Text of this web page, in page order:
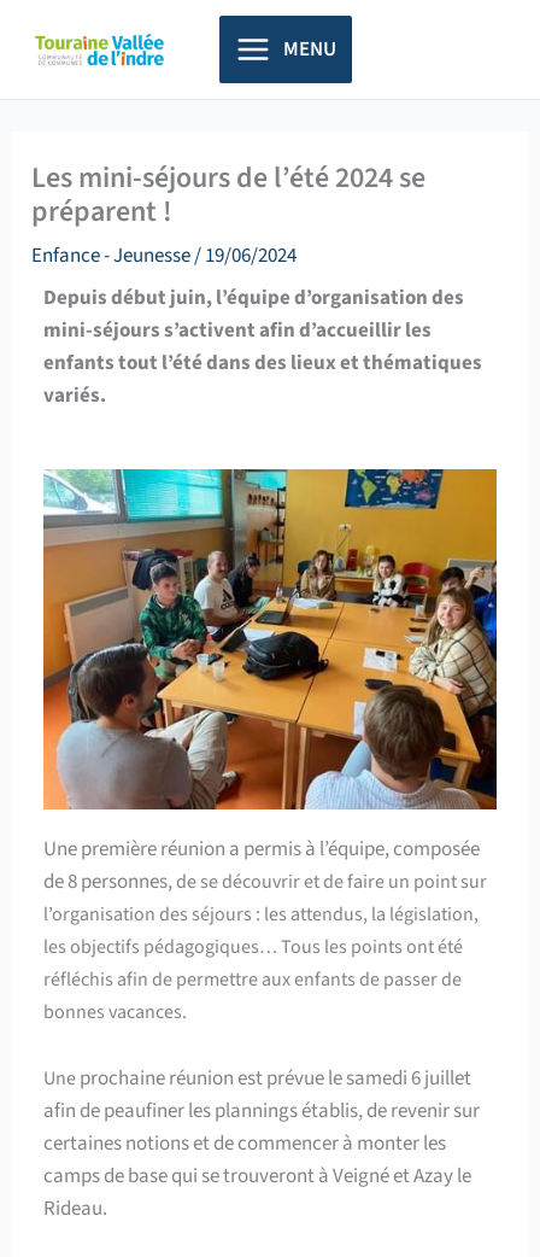
principal
MENU
Les mini-séjours de l’été 2024 se
préparent !
Enfance - Jeunesse/19/06/2024
Depuis début juin, l’équipe d’organisation des
mini-séjours s’activent afin d’accueillir les
enfants tout l’été dans des lieux et thématiques
variés.
Une première réunion a permis à l’équipe, composée
de 8 personnes,de se découvrir et de faire un point sur
l’organisation des séjours : les attendus, la législation,
les objectifs pédagogiques… Tous les points ont été
réfléchis afin de permettre aux enfants de passer de
bonnes vacances.
Uneprochaine réunion est prévue le samedi 6 juillet
afin de peaufiner les plannings établis, de revenir sur
certaines notions et de commencer à monter les
camps de base qui se trouveront à Veigné et Azay le
Rideau.